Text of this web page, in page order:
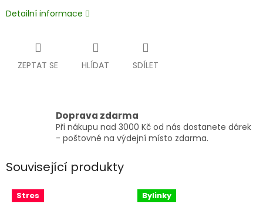
Detailní informace
ZEPTAT SE HLÍDAT SDÍLET
Doprava zdarma
Při nákupu nad 3000 Kč od nás dostanete dárek
- poštovné na výdejní místo zdarma.
Související produkty
Stres
Bylinky